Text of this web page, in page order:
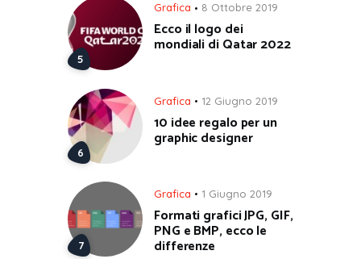
Grafica 8 Ottobre 2019
Ecco il logo dei
mondiali di Qatar 2022
Grafica 12 Giugno 2019
10 idee regalo per un
graphic designer
Grafica 1 Giugno 2019
Formati grafici JPG, GIF,
PNG e BMP, ecco le
differenze